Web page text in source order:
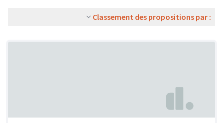
Classement des propositions par :